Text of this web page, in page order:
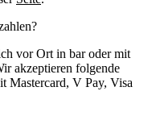
vor Ort in bar oder mit
akzeptieren folgende
Mastercard, V Pay, Visa